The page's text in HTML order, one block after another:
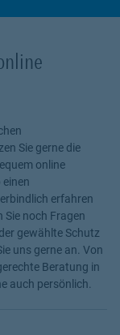
Sie gerne die
online
erfahren
Sie noch Fragen
gewählte Schutz
uns gerne an. Von
Beratung in
auch persönlich.